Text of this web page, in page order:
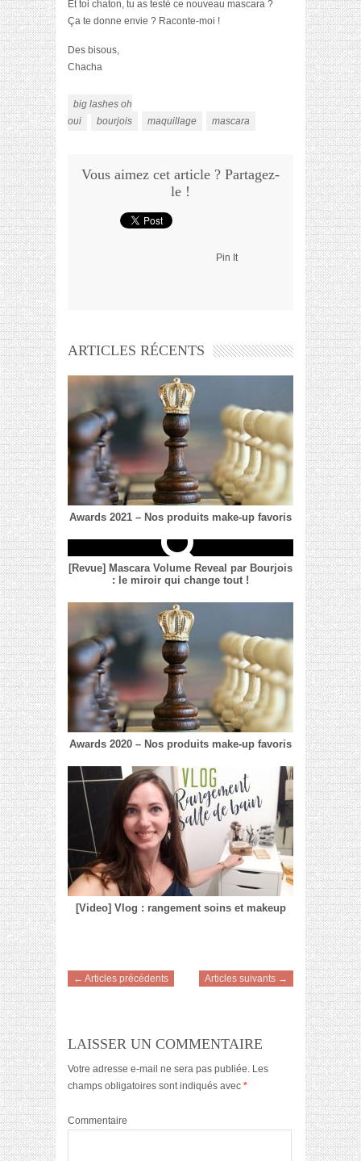
Et toi chaton, tu as testé ce nouveau mascara ?
Ça te donne envie ? Raconte-moi !
Des bisous,
Chacha
big lashes oh
oui
bourjois maquillage mascara
Vous aimez cet article ? Partagez-
le !
Pin It
ARTICLES RÉCENTS
Awards 2021 – Nos produits make-up favoris
[Revue] Mascara Volume Reveal par Bourjois
: le miroir qui change tout !
Awards 2020 – Nos produits make-up favoris
[Video] Vlog : rangement soins et makeup
← Articles précédents Articles suivants →
LAISSER UN COMMENTAIRE
Votre adresse e-mail ne sera pas publiée. Les
champs obligatoires sont indiqués avec *
Commentaire